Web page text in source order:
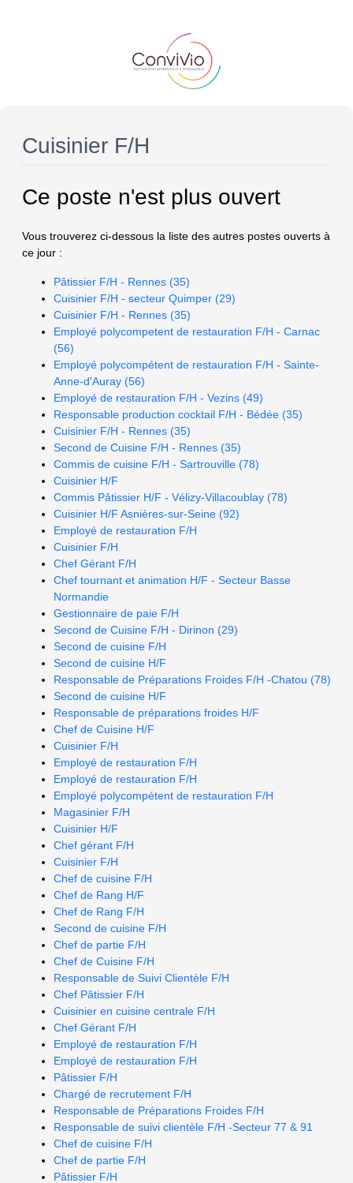
Cuisinier F/H
Ce poste n'est plus ouvert
Vous trouverez ci-dessous la liste des autres postes ouverts à
ce jour :
Pâtissier F/H - Rennes (35)
Cuisinier F/H - secteur Quimper (29)
Cuisinier F/H - Rennes (35)
Employé polycompetent de restauration F/H - Carnac
(56)
Employé polycompétent de restauration F/H - Sainte-
Anne-d'Auray (56)
Employé de restauration F/H - Vezins (49)
Responsable production cocktail F/H - Bédée (35)
Cuisinier F/H - Rennes (35)
Second de Cuisine F/H - Rennes (35)
Commis de cuisine F/H - Sartrouville (78)
Cuisinier H/F
Commis Pâtissier H/F - Vélizy-Villacoublay (78)
Cuisinier H/F Asnières-sur-Seine (92)
Employé de restauration F/H
Cuisinier F/H
Chef Gérant F/H
Chef tournant et animation H/F - Secteur Basse
Normandie
Gestionnaire de paie F/H
Second de Cuisine F/H - Dirinon (29)
Second de cuisine F/H
Second de cuisine H/F
Responsable de Préparations Froides F/H -Chatou (78)
Second de cuisine H/F
Responsable de préparations froides H/F
Chef de Cuisine H/F
Cuisinier F/H
Employé de restauration F/H
Employé de restauration F/H
Employé polycompétent de restauration F/H
Magasinier F/H
Cuisinier H/F
Chef gérant F/H
Cuisinier F/H
Chef de cuisine F/H
Chef de Rang H/F
Chef de Rang F/H
Second de cuisine F/H
Chef de partie F/H
Chef de Cuisine F/H
Responsable de Suivi Clientèle F/H
Chef Pâtissier F/H
Cuisinier en cuisine centrale F/H
Chef Gérant F/H
Employé de restauration F/H
Employé de restauration F/H
Pâtissier F/H
Chargé de recrutement F/H
Responsable de Préparations Froides F/H
Responsable de suivi clientèle F/H -Secteur 77 & 91
Chef de cuisine F/H
Chef de partie F/H
Pâtissier F/H